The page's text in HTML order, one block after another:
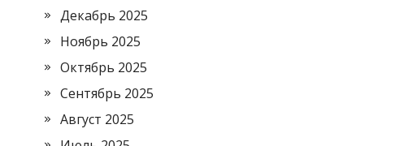
Декабрь 2025
Ноябрь 2025
Октябрь 2025
Сентябрь 2025
Август 2025